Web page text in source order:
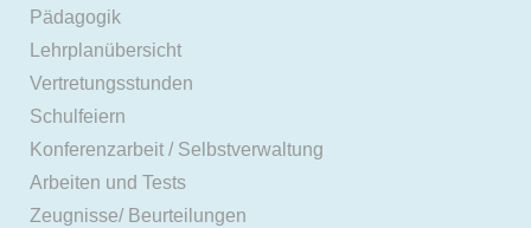
Pädagogik
Lehrplanübersicht
Vertretungsstunden
Schulfeiern
Konferenzarbeit / Selbstverwaltung
Arbeiten und Tests
Zeugnisse/ Beurteilungen